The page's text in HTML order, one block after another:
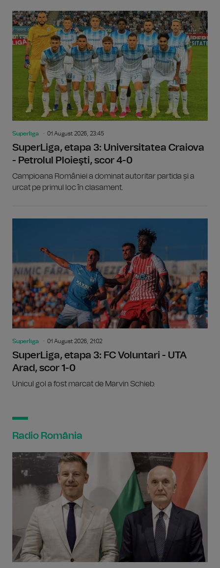
Superliga 01 August 2026, 23:45
SuperLiga, etapa 3: Universitatea Craiova
- Petrolul Ploieşti, scor 4-0
Campioana României a dominat autoritar partida și a
urcat pe primul loc în clasament.
Superliga 01 August 2026, 21:02
SuperLiga, etapa 3: FC Voluntari - UTA
Arad, scor 1-0
Unicul gol a fost marcat de Marvin Schieb.
Radio România